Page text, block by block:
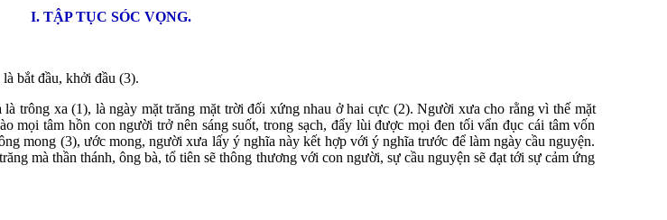
I. TẬP TỤC SÓC VỌNG.
bắt đầu, khởi đầu (3).
trông xa (1), là ngày mặt trăng mặt trời đối xứng nhau ở hai cực (2). Người xưa cho rằng vì thế mặt
mọi tâm hồn con người trở nên sáng suốt, trong sạch, đẩy lùi được mọi đen tối vẩn đục cái tâm vốn
mong (3), ước mong, người xưa lấy ý nghĩa này kết hợp với ý nghĩa trước để làm ngày cầu nguyện.
mà thần thánh, ông bà, tổ tiên sẽ thông thương với con người, sự cầu nguyện sẽ đạt tới sự cảm ứng